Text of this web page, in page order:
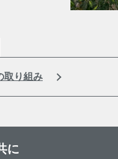
取り組み
に